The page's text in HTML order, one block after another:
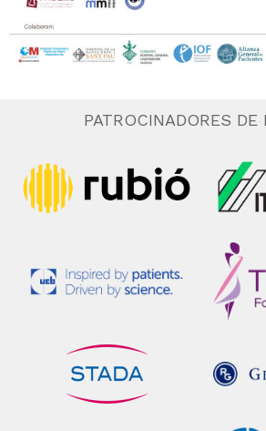
PATROCINADORES DE